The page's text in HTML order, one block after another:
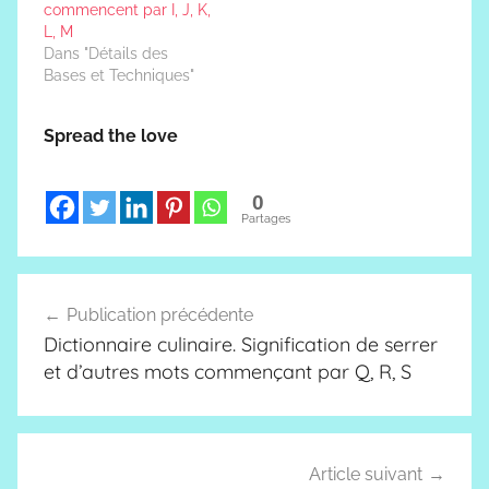
commencent par I, J, K,
L, M
Dans "Détails des
Bases et Techniques"
Spread the love
0
Partages
de
l’article
Publication précédente
Dictionnaire culinaire. Signification de serrer
et d’autres mots commençant par Q, R, S
Article suivant